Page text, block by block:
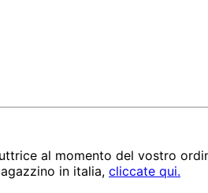
al momento del vostro
in italia, cliccate qui.